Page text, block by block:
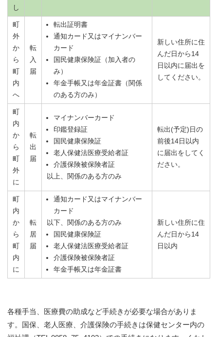
し
町
外
か
ら
町
内
へ
転
入
届
転出証明書
通知カード又はマイナンバー
カード
国民健康保険証（加入者の
み）
年金手帳又は年金証書（関係
のある方のみ）
新しい住所に住
んだ日から14
日以内に届出を
してください。
町
内
か
ら
町
外
に
転
出
届
マイナンバーカード
印鑑登録証
国民健康保険証
老人保健法医療受給者証
介護保険被保険者証
以上、関係のある方のみ
転出(予定)日の
前後14日以内
に届出をしてく
ださい。
町
内
か
ら
町
内
に
転
居
届
通知カード又はマイナンバー
カード
以下、関係のある方のみ
国民健康保険証
老人保健法医療受給者証
介護保険被保険者証
年金手帳又は年金証書
新しい住所に住
んだ日から14
日以内
各種手当、医療費の助成など手続きが必要な場合がありま
す。国保、老人医療、介護保険の手続きは保健センター内の